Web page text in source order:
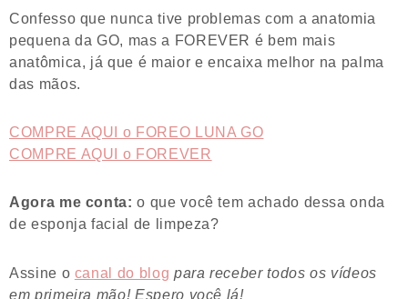
Confesso que nunca tive problemas com a anatomia
pequena da GO, mas a FOREVER é bem mais
anatômica, já que é maior e encaixa melhor na palma
das mãos.
COMPRE AQUI o FOREO LUNA GO
COMPRE AQUI o FOREVER
Agora me conta: o que você tem achado dessa onda
de esponja facial de limpeza?
Assine o canal do blog para receber todos os vídeos
em primeira mão! Espero você lá!